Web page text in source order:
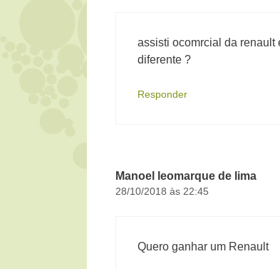
assisti ocomrcial da renault
diferente ?
Responder
Manoel leomarque de lima
28/10/2018 às 22:45
Quero ganhar um Renault